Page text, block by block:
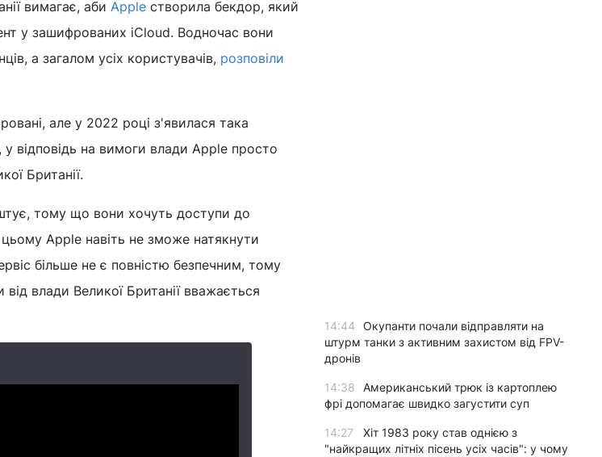
вимагає, аби Apple створила бекдор, який
у зашифрованих iCloud. Водночас вони
а загалом усіх користувачів, розповіли
але у 2022 році з'явилася така
у відповідь на вимоги влади Apple просто
Британії.
тому що вони хочуть доступи до
Apple навіть не зможе натякнути
більше не є повністю безпечним, тому
влади Великої Британії вважається
14:44
Окупанти почали відправляти на
штурм танки з активним захистом від FPV-
дронів
14:38
Американський трюк із картоплею
фрі допомагає швидко загустити суп
14:27
Хіт 1983 року став однією з
"найкращих літніх пісень усіх часів": у чому